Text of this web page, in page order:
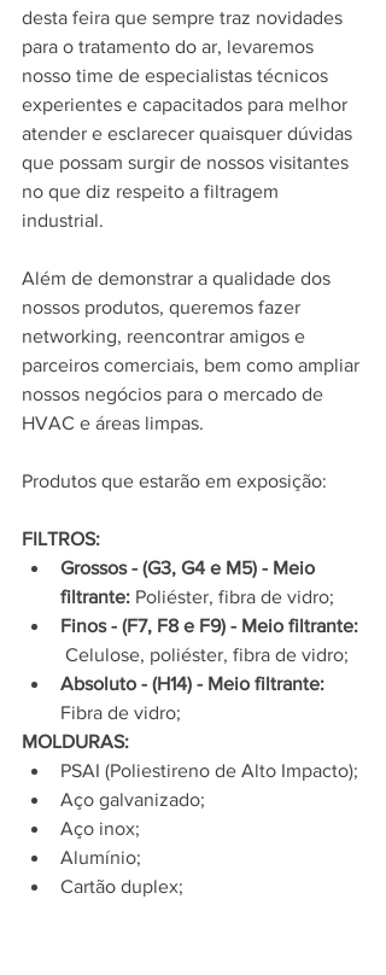
desta feira que sempre traz novidades
para o tratamento do ar, levaremos
nosso time de especialistas técnicos
experientes e capacitados para melhor
atender e esclarecer quaisquer dúvidas
que possam surgir de nossos visitantes
no que diz respeito a filtragem
industrial.
Além de demonstrar a qualidade dos
nossos produtos, queremos fazer
networking, reencontrar amigos e
parceiros comerciais, bem como ampliar
nossos negócios para o mercado de
HVAC e áreas limpas.
Produtos que estarão em exposição:
FILTROS:
Grossos - (G3, G4 e M5) - Meio
filtrante: Poliéster, fibra de vidro;
Finos - (F7, F8 e F9) - Meio filtrante:
Celulose, poliéster, fibra de vidro;
Absoluto - (H14) - Meio filtrante:
Fibra de vidro;
MOLDURAS:
PSAI (Poliestireno de Alto Impacto);
Aço galvanizado;
Aço inox;
Alumínio;
Cartão duplex;